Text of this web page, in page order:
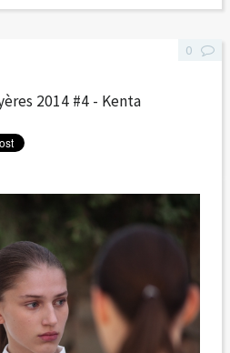
2014 #4 - Kenta
0